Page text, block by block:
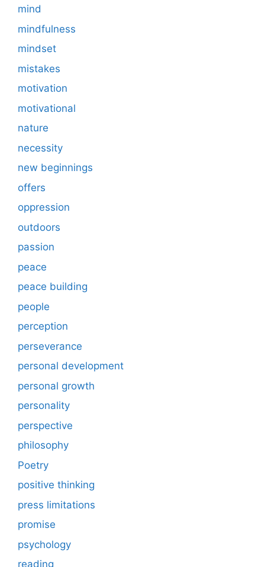
mind
mindfulness
mindset
mistakes
motivation
motivational
nature
necessity
new beginnings
offers
oppression
outdoors
passion
peace
peace building
people
perception
perseverance
personal development
personal growth
personality
perspective
philosophy
Poetry
positive thinking
press limitations
promise
psychology
reading